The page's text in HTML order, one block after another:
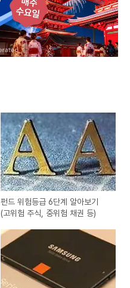
펀드 위험등급 6단계 알아보기
(고위험 주식, 중위험 채권 등)